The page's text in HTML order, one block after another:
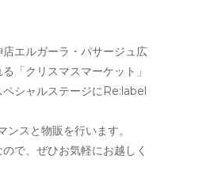
エルガーラ・パサージュ広
「クリスマスマーケット」
シャルステージにRe:label
ンスと物販を行います。
で、ぜひお気軽にお越しく